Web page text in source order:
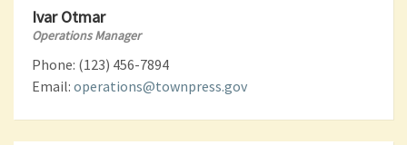
Ivar Otmar
Operations Manager
Phone: (123) 456-7894
Email: operations@townpress.gov